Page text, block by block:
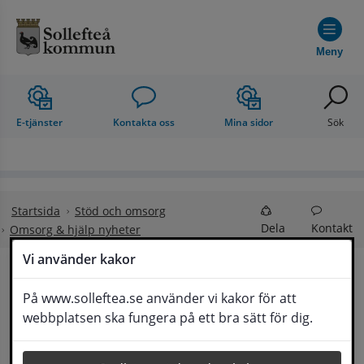
Vi använder kakor
På www.solleftea.se använder vi kakor för att
webbplatsen ska fungera på ett bra sätt för dig.
Meny
E-tjänster Kontakta oss Mina sidor Sök
Startsida
Stöd och omsorg
Omsorg & hjälp nyheter
Dela Kontakt
Kaffestugan – en
mötesplats för de utsatta…